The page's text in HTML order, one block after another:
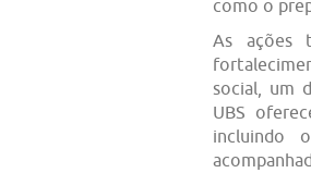
como o
As ações
social, um
UBS
incluindo